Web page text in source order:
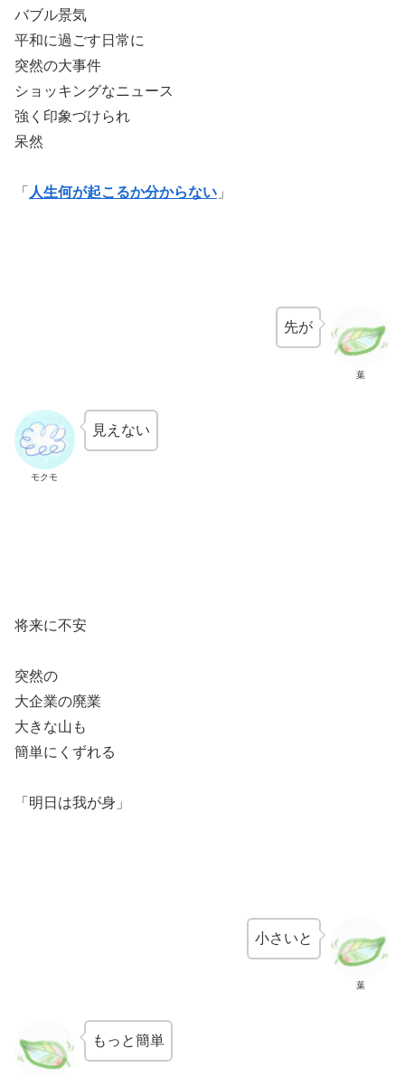
バブル景気
平和に過ごす日常に
突然の大事件
ショッキングなニュース
強く印象づけられ
呆然
「 人生何が起こるか分からない 」
葉
先が
モクモ
見えない
将来に不安
突然の
大企業の廃業
大きな山も
簡単にくずれる
「明日は我が身」
葉
小さいと
もっと簡単